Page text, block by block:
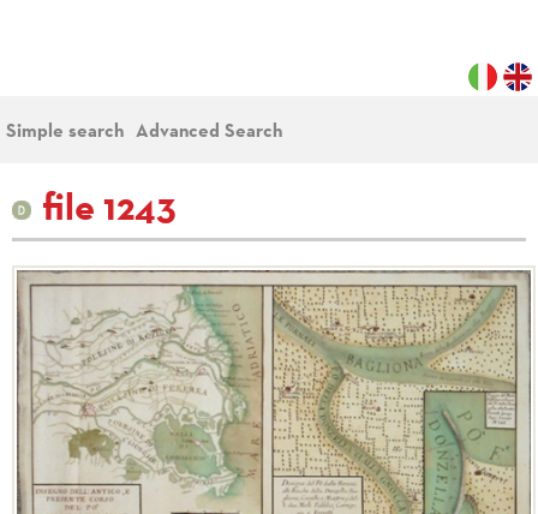
Simple search Advanced Search
file 1243